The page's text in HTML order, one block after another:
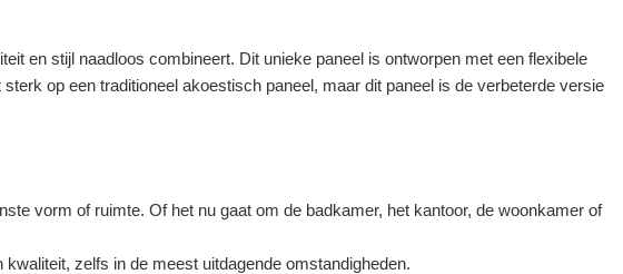
en stijl naadloos combineert. Dit unieke paneel is ontworpen met een flexibele
op een traditioneel akoestisch paneel, maar dit paneel is de verbeterde versie
vorm of ruimte. Of het nu gaat om de badkamer, het kantoor, de woonkamer of
zelfs in de meest uitdagende omstandigheden.